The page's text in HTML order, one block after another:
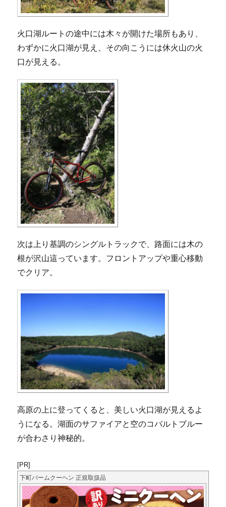
火口湖ルートの途中には木々が開けた場所もあり、
わずかに火口湖が見え、その向こうには休火山の火
口が見える。
次は上り基調のシングルトラックで、路面には木の
根が沢山這っています。フロントアップや重心移動
でクリア。
高原の上に登ってくると、美しい火口湖が見えるよ
うになる。湖面のサファイアと空のコバルトブルー
が合わさり神秘的。
[PR]
下町バームクーヘン 正規取扱品